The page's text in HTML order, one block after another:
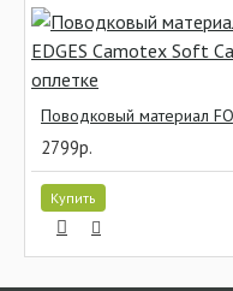
2799р.
Купить